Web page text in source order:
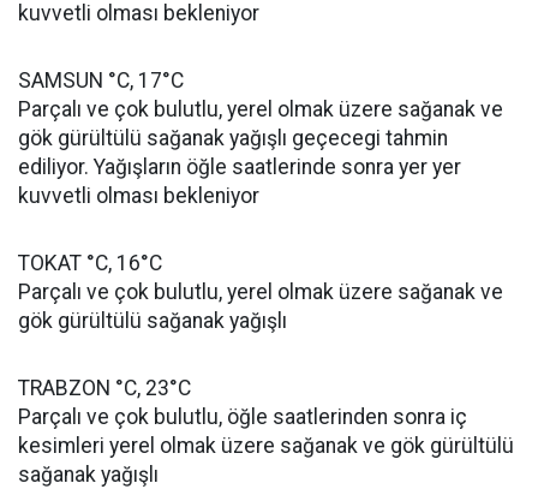
kuvvetli olması bekleniyor
SAMSUN °C, 17°C
Parçalı ve çok bulutlu, yerel olmak üzere sağanak ve
gök gürültülü sağanak yağışlı geçecegi tahmin
ediliyor. Yağışların öğle saatlerinde sonra yer yer
kuvvetli olması bekleniyor
TOKAT °C, 16°C
Parçalı ve çok bulutlu, yerel olmak üzere sağanak ve
gök gürültülü sağanak yağışlı
TRABZON °C, 23°C
Parçalı ve çok bulutlu, öğle saatlerinden sonra iç
kesimleri yerel olmak üzere sağanak ve gök gürültülü
sağanak yağışlı